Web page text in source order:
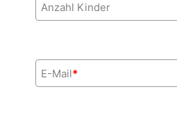
Anzahl Kinder
E-Mail*